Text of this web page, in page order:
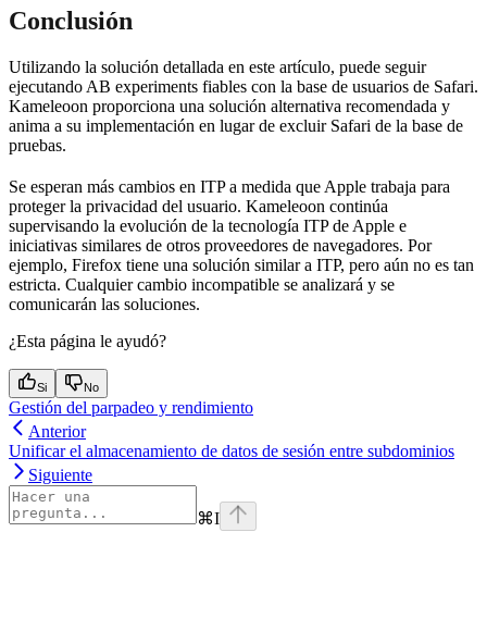
Conclusión
Utilizando la solución detallada en este artículo, puede seguir
ejecutando AB experiments fiables con la base de usuarios de Safari.
Kameleoon proporciona una solución alternativa recomendada y
anima a su implementación en lugar de excluir Safari de la base de
pruebas.
Se esperan más cambios en ITP a medida que Apple trabaja para
proteger la privacidad del usuario. Kameleoon continúa
supervisando la evolución de la tecnología ITP de Apple e
iniciativas similares de otros proveedores de navegadores. Por
ejemplo, Firefox tiene una solución similar a ITP, pero aún no es tan
estricta. Cualquier cambio incompatible se analizará y se
comunicarán las soluciones.
¿Esta página le ayudó?
Si No
Gestión del parpadeo y rendimiento
Anterior
Unificar el almacenamiento de datos de sesión entre subdominios
Siguiente
⌘I